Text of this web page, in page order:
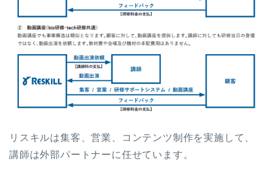
リスキルは集客、営業、コンテンツ制作を実施して、
講師は外部パートナーに任せています。